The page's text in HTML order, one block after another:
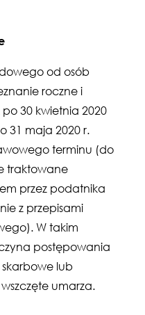
od osób
roczne i
30 kwietnia 2020
31 maja 2020 r.
terminu (do
traktowane
przez podatnika
z przepisami
W takim
postępowania
lub
umarza.